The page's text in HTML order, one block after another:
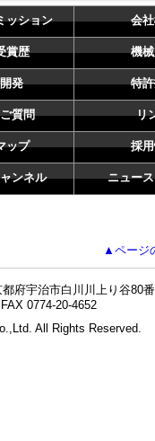
ッション 会
賞歴 機
発 特
質問 リ
ップ 採
ンネル ニュー
▲ページ
府宇治市白川川上り谷80
0774-20-4652
All Rights Reserved.